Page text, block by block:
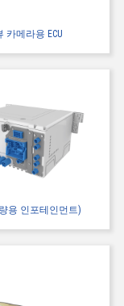
카메라용 ECU
용 인포테인먼트)